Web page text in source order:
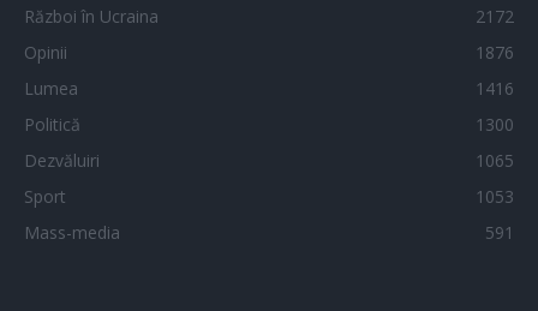
Război în Ucraina
2172
Opinii
1876
Lumea
1416
Politică
1300
Dezvăluiri
1065
Sport
1053
Mass-media
591